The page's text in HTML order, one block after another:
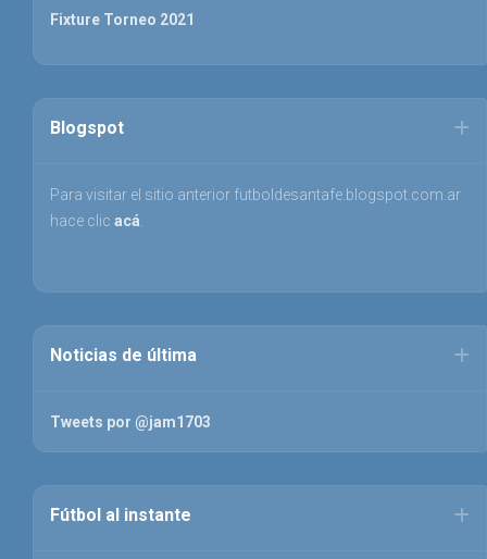
Fixture Torneo 2021
Blogspot
Para visitar el sitio anterior futboldesantafe.blogspot.com.ar
hace clic acá
Noticias de última
Tweets por @jam1703
Fútbol al instante